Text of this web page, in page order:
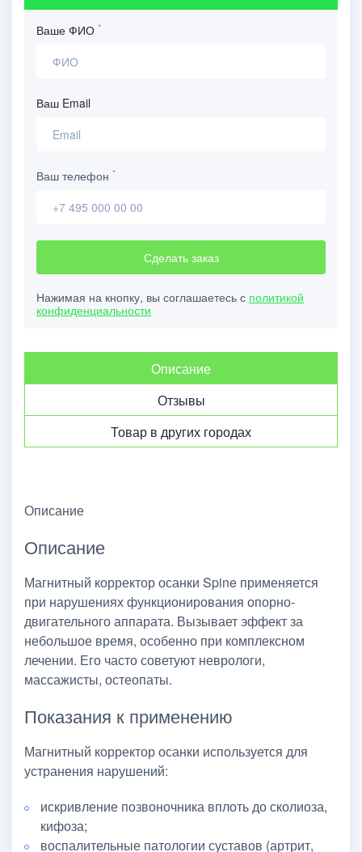
Ваше ФИО *
Ваш Email
Ваш телефон *
Сделать заказ
Нажимая на кнопку, вы соглашаетесь с политикой
конфиденциальности
Описание
Отзывы
Товар в других городах
Описание
Описание
Магнитный корректор осанки Spine применяется
при нарушениях функционирования опорно-
двигательного аппарата. Вызывает эффект за
небольшое время, особенно при комплексном
лечении. Его часто советуют неврологи,
массажисты, остеопаты.
Показания к применению
Магнитный корректор осанки используется для
устранения нарушений:
искривление позвоночника вплоть до сколиоза,
кифоза;
воспалительные патологии суставов (артрит,